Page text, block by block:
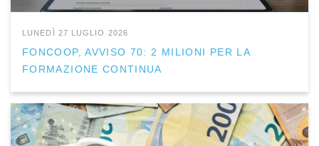
LUNEDÌ 27 LUGLIO 2026
FONCOOP, AVVISO 70: 2 MILIONI PER LA
FORMAZIONE CONTINUA